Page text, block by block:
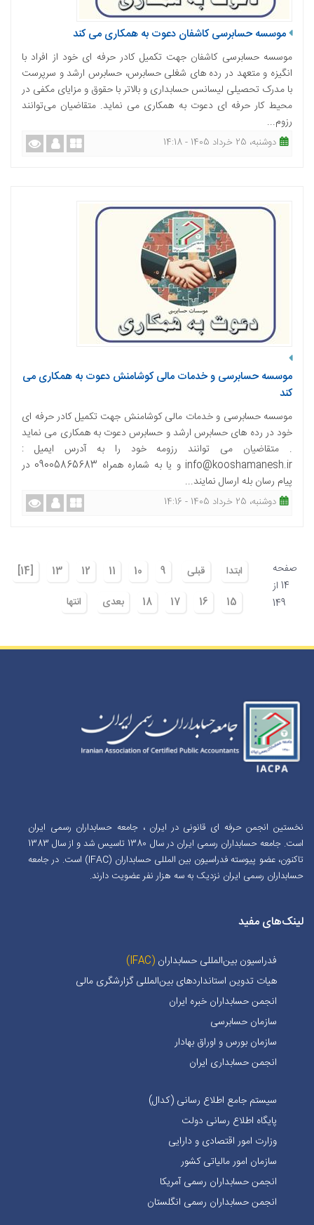
موسسه حسابرسی کاشفان دعوت به همکاری می کند
موسسه حسابرسی کاشفان جهت تکمیل کادر حرفه ای خود از افراد با
انگیزه و متعهد در رده های شغلی حسابرس، حسابرس ارشد و سرپرست
با مدرک تحصیلی لیسانس حسابداری و بالاتر با حقوق و مزایای مکفی در
محیط کار حرفه ای دعوت به همکاری می نماید. متقاضیان می‌توانند
رزوم...
دوشنبه، 25 خرداد 1405 - 14:18
موسسه حسابرسی و خدمات مالی کوشامنش دعوت به همکاری می
کند
موسسه حسابرسی و خدمات مالی کوشامنش جهت تکمیل کادر حرفه ای
خود در رده های حسابرس ارشد و حسابرس دعوت به همکاری می نماید
. متقاضیان می توانند رزومه خود را به آدرس ایمیل :
info@kooshamanesh.ir و یا به شماره همراه 09005865683 در
پیام رسان بله ارسال نمایند...
دوشنبه، 25 خرداد 1405 - 14:16
صفحه
14 از
149
ابتدا قبلی 9
10
11
12
13
[14]
15
16
17
18 بعدی انتها
نخستین انجمن حرفه ای قانونی در ایران ، جامعه حسابداران رسمی ایران
است. جامعه حسابداران رسمی ایران در سال 1380 تاسیس شد و از سال 1383
تاکنون، عضو پیوسته فدراسیون بین المللی حسابداران (IFAC) است. در جامعه
حسابداران رسمی ایران نزدیک به سه هزار نفر عضویت دارند.
لینک‌های مفید
فدراسیون بین‌المللی حسابداران (IFAC)
هیات تدوین استانداردهای بین‌المللی گزارشگری مالی
انجمن حسابداران خبره ايران
سازمان حسابرسی
سازمان بورس و اوراق بهادار
انجمن حسابداری ایران
سیستم جامع اطلاع رسانی (کدال)
پایگاه اطلاع رسانی دولت
وزارت امور اقتصادی و دارایی
سازمان امور مالیاتی کشور
انجمن حسابداران رسمی آمریکا
انجمن حسابداران رسمی انگلستان